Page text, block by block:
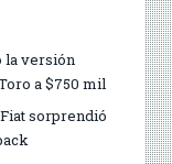
la versión
a $750 mil
sorprendió